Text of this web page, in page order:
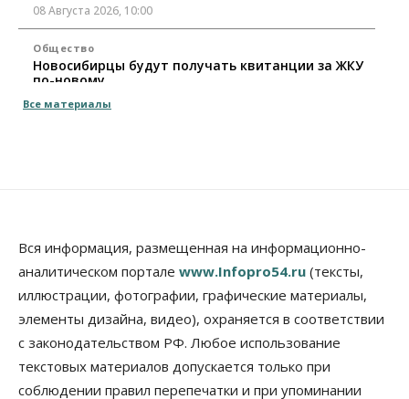
08 Августа 2026, 10:00
Общество
Новосибирцы будут получать квитанции за ЖКУ
по-новому
08 Августа 2026, 09:00
В Новосибирске прошёл митинг
против нового закона о памятниках
07 Августа 2026, 18:00
Бизнес
В аэропорту Толмачёво завершены работы по
бетонированию рулежных дорожек
07 Августа 2026, 17:00
Все материалы
Вся информация, размещенная на информационно-
аналитическом портале www.Infopro54.ru (тексты,
иллюстрации, фотографии, графические материалы,
элементы дизайна, видео), охраняется в соответствии
с законодательством РФ. Любое использование
текстовых материалов допускается только при
соблюдении правил перепечатки и при упоминании